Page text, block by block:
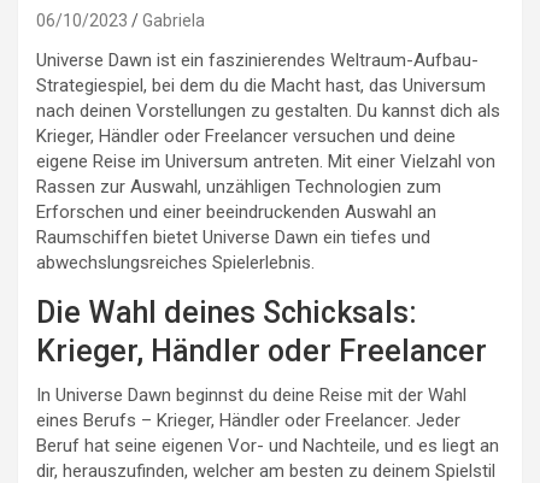
06/10/2023 Gabriela
Universe Dawn ist ein faszinierendes Weltraum-Aufbau-
Strategiespiel, bei dem du die Macht hast, das Universum
nach deinen Vorstellungen zu gestalten. Du kannst dich als
Krieger, Händler oder Freelancer versuchen und deine
eigene Reise im Universum antreten. Mit einer Vielzahl von
Rassen zur Auswahl, unzähligen Technologien zum
Erforschen und einer beeindruckenden Auswahl an
Raumschiffen bietet Universe Dawn ein tiefes und
abwechslungsreiches Spielerlebnis.
Die Wahl deines Schicksals:
Krieger, Händler oder Freelancer
In Universe Dawn beginnst du deine Reise mit der Wahl
eines Berufs – Krieger, Händler oder Freelancer. Jeder
Beruf hat seine eigenen Vor- und Nachteile, und es liegt an
dir, herauszufinden, welcher am besten zu deinem Spielstil